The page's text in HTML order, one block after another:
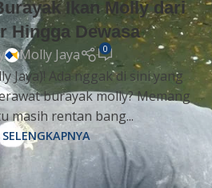
Ikan Molly dari
Hingga Dewasa
Molly Jaya 0
Jaya)! Ada nggak di sini yang
burayak molly? Memang
masih rentan bang...